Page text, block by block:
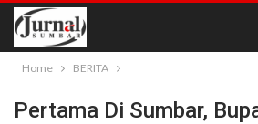
Home BERITA
Pertama Di Sumbar,